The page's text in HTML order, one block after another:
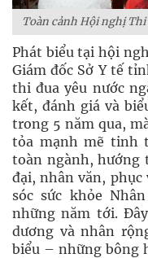
Toàn cảnh Hội nghị Thi
Phát biểu tại hội
Giám đốc Sở Y tế
thi đua yêu nước
kết, đánh giá và
trong 5 năm qua,
tỏa mạnh mẽ tinh
toàn ngành, hướng
đại, nhân văn,
sóc sức khỏe
những năm tới.
dương và nhân
biểu – những bông